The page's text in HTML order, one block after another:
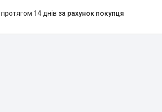
14 днів за рахунок покупця